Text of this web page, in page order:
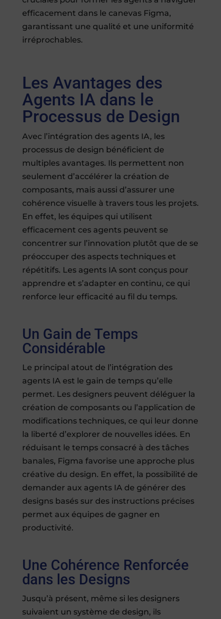
efficacement dans le canevas Figma,
garantissant une qualité et une uniformité
irréprochables.
Les Avantages des
Agents IA dans le
Processus de Design
Avec l’intégration des agents IA, les
processus de design bénéficient de
multiples avantages. Ils permettent non
seulement d’accélérer la création de
composants, mais aussi d’assurer une
cohérence visuelle à travers tous les projets.
En effet, les équipes qui utilisent
efficacement ces agents peuvent se
concentrer sur l’innovation plutôt que de se
préoccuper des aspects techniques et
répétitifs. Les agents IA sont conçus pour
apprendre et s’adapter en continu, ce qui
renforce leur efficacité au fil du temps.
Un Gain de Temps
Considérable
Le principal atout de l’intégration des
agents IA est le gain de temps qu’elle
permet. Les designers peuvent déléguer la
création de composants ou l’application de
modifications techniques, ce qui leur donne
la liberté d’explorer de nouvelles idées. En
réduisant le temps consacré à des tâches
banales, Figma favorise une approche plus
créative du design. En effet, la possibilité de
demander aux agents IA de générer des
designs basés sur des instructions précises
permet aux équipes de gagner en
productivité.
Une Cohérence Renforcée
dans les Designs
Jusqu’à présent, même si les designers
suivaient un système de design, ils